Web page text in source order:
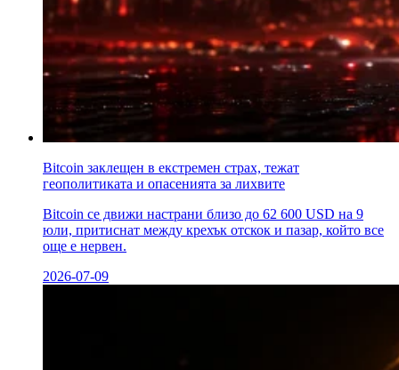
Bitcoin заклещен в екстремен страх, тежат
геополитиката и опасенията за лихвите
Bitcoin се движи настрани близо до 62 600 USD на 9
юли, притиснат между крехък отскок и пазар, който все
още е нервен.
2026-07-09